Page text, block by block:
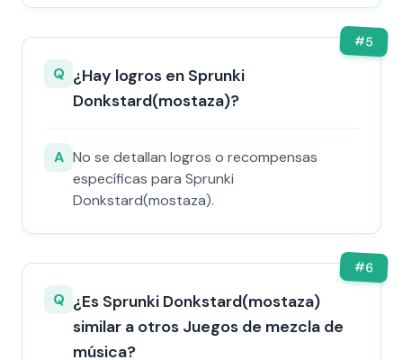
#5
Q ¿Hay logros en Sprunki
Donkstard(mostaza)?
A No se detallan logros o recompensas
específicas para Sprunki
Donkstard(mostaza).
#6
Q ¿Es Sprunki Donkstard(mostaza)
similar a otros Juegos de mezcla de
música?